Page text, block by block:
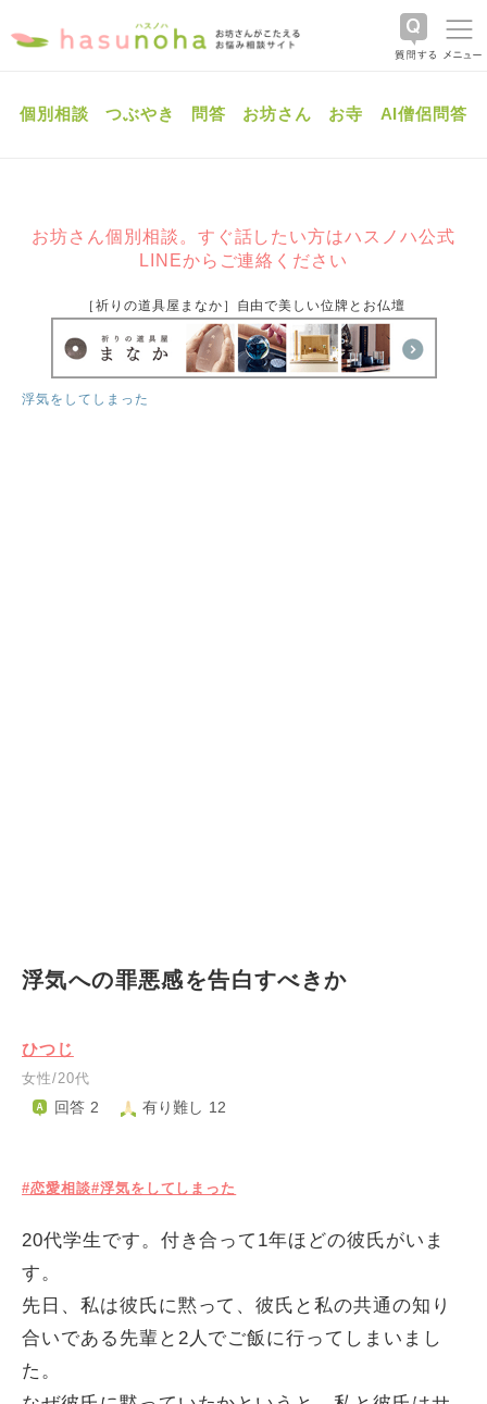
個別相談 つぶやき 問答 お坊さん お寺 AI僧侶問答
お坊さん個別相談。すぐ話したい方はハスノハ公式
LINEからご連絡ください
［祈りの道具屋まなか］自由で美しい位牌とお仏壇
浮気をしてしまった
浮気への罪悪感を告白すべきか
ひつじ
女性/20代
回答 2 有り難し 12
#恋愛相談#浮気をしてしまった
20代学生です。付き合って1年ほどの彼氏がいま
す。
先日、私は彼氏に黙って、彼氏と私の共通の知り
合いである先輩と2人でご飯に行ってしまいまし
た。